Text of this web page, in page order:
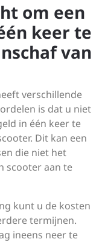
om een
keer te
van
verschillende
is dat u niet
in één keer te
Dit kan een
die niet het
scooter aan te
kunt u de kosten
termijnen.
ineens neer te